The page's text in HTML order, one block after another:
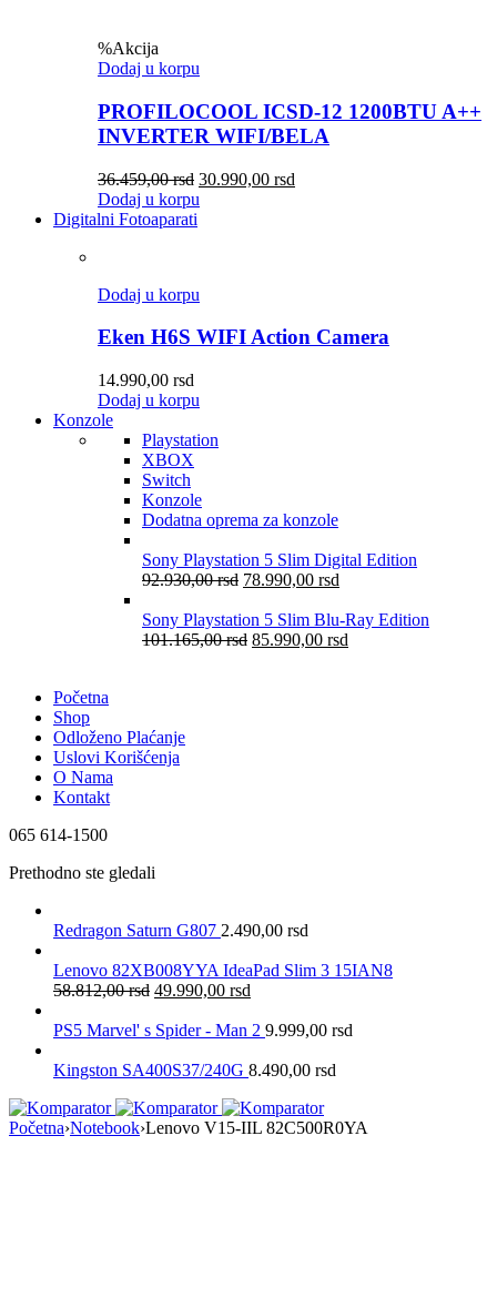
%Akcija
Dodaj u korpu
PROFILOCOOL ICSD-12 1200BTU A++
INVERTER WIFI/BELA
36.459,00rsd 30.990,00 rsd
Dodaj u korpu
Digitalni Fotoaparati
Dodaj u korpu
Eken H6S WIFI Action Camera
14.990,00 rsd
Dodaj u korpu
Konzole
Playstation
XBOX
Switch
Konzole
Dodatna oprema za konzole
Sony Playstation 5 Slim Digital Edition
92.930,00rsd 78.990,00 rsd
Sony Playstation 5 Slim Blu-Ray Edition
101.165,00rsd 85.990,00 rsd
Početna
Shop
Odloženo Plaćanje
Uslovi Korišćenja
O Nama
Kontakt
065 614-1500
Prethodno ste gledali
Redragon Saturn G807 2.490,00 rsd
Lenovo 82XB008YYA IdeaPad Slim 3 15IAN8
58.812,00rsd 49.990,00 rsd
PS5 Marvel' s Spider - Man 2 9.999,00 rsd
Kingston SA400S37/240G 8.490,00 rsd
Početna›Notebook›Lenovo V15-IIL 82C500R0YA